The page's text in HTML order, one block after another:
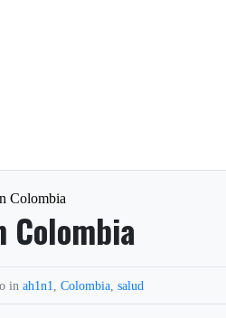
Colombia
Colombia
inah1n1 ,Colombia ,salud